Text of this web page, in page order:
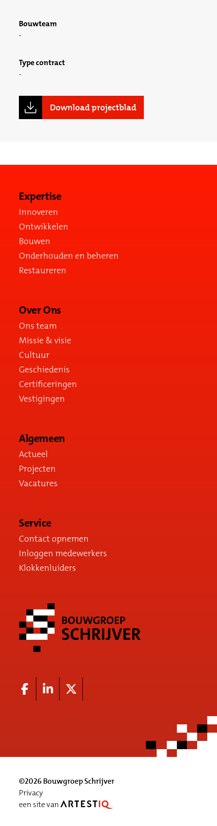
Bouwteam
Type contract
Download projectblad
Expertise
Innoveren
Ontwikkelen
Bouwen
Onderhouden en beheren
Restaureren
Over Ons
Ons team
Missie & visie
Cultuur
Geschiedenis
Certificeringen
Vestigingen
Algemeen
Actueel
Projecten
Vacatures
Service
Contact opnemen
Inloggen medewerkers
Klokkenluiders
©2026 Bouwgroep Schrijver
Privacy
een site van